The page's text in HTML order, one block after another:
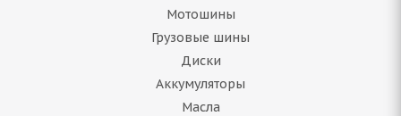
Мотошины
Грузовые шины
Диски
Аккумуляторы
Масла